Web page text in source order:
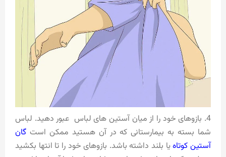
4. بازوهای خود را از میان آستین های لباس عبور دهید. لباس
شما بسته به بیمارستانی که در آن هستید ممکن است گان
آستین کوتاهیا بلند داشته باشد. بازوهای خود را تا انتها بکشید